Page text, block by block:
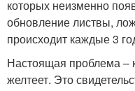
которых неизменно
обновление листвы,
происходит каждые 3
Настоящая проблема –
желтеет. Это